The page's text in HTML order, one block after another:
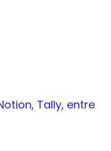
Tally, entre